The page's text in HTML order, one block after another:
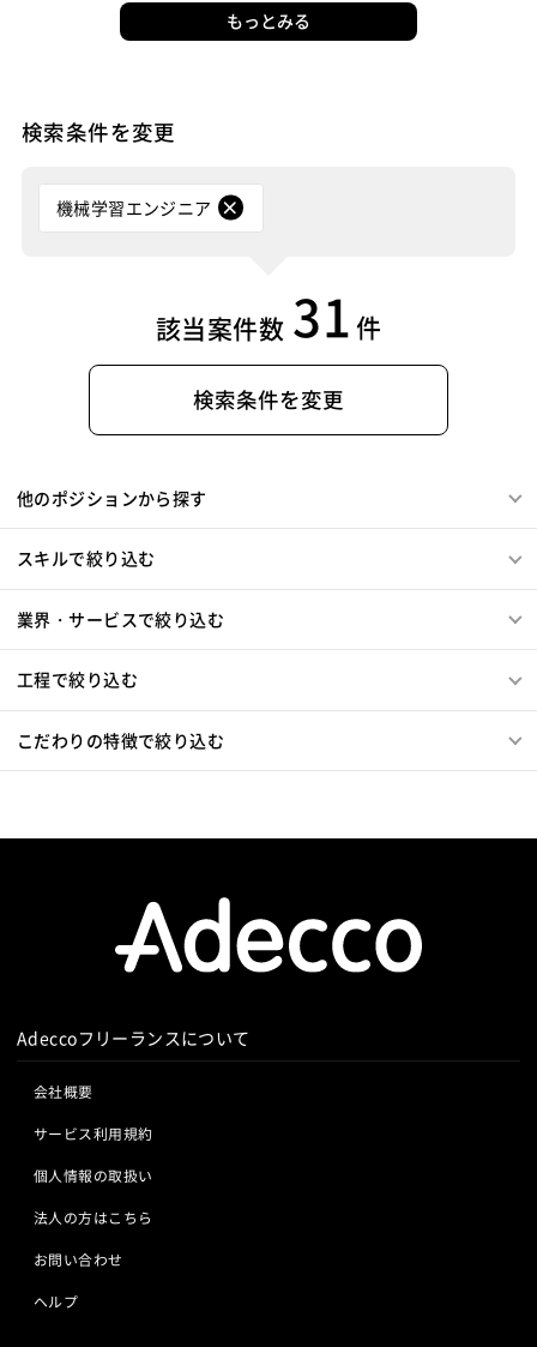
もっとみる
検索条件を変更
機械学習エンジニア
該当案件数 31 件
検索条件を変更
他のポジションから探す
スキルで絞り込む
業界・サービスで絞り込む
工程で絞り込む
こだわりの特徴で絞り込む
Adeccoフリーランスについて
会社概要
サービス利用規約
個人情報の取扱い
法人の方はこちら
お問い合わせ
ヘルプ